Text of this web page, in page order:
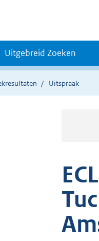
Uitgebreid Zoeken
Uitspraak